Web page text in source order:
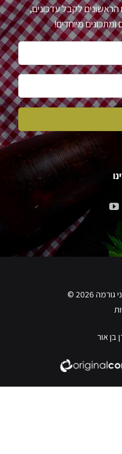
הראשונים לקבל עדכונים,
מיוחדים!
2026 ©
בן אור